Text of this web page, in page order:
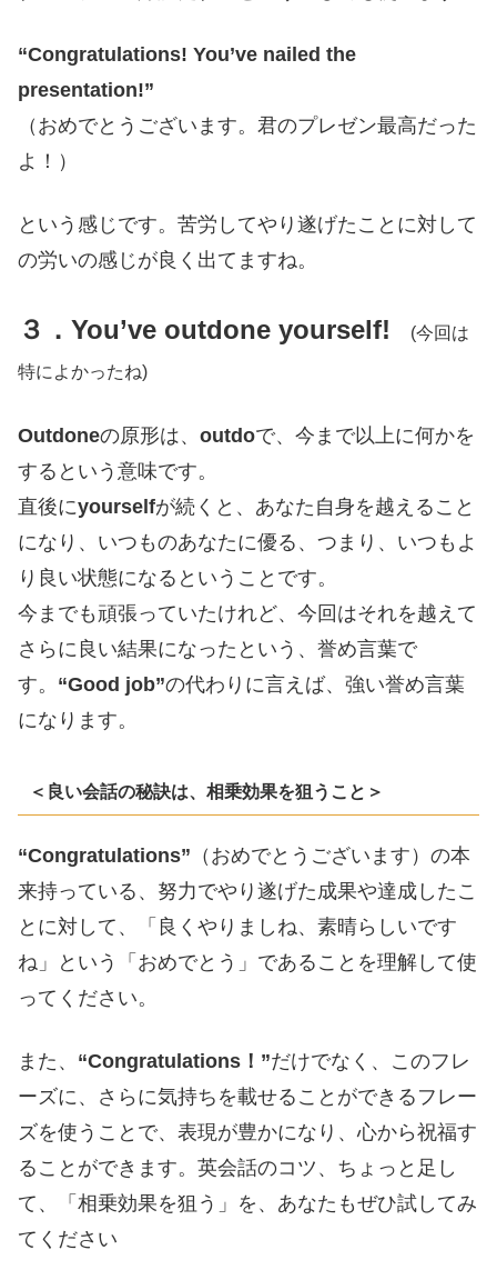
“Congratulations! You’ve nailed the
presentation!”
（おめでとうございます。君のプレゼン最高だった
よ！）
という感じです。苦労してやり遂げたことに対して
の労いの感じが良く出てますね。
３．You’ve outdone yourself! (今回は
特によかったね)
Outdoneの原形は、 outdoで、今まで以上に何かを
するという意味です。
直後にyourselfが続くと、あなた自身を越えること
になり、いつものあなたに優る、つまり、いつもよ
り良い状態になるということです。
今までも頑張っていたけれど、今回はそれを越えて
さらに良い結果になったという、誉め言葉で
す。 “Good job”の代わりに言えば、強い誉め言葉
になります。
＜良い会話の秘訣は、相乗効果を狙うこと＞
“Congratulations” （おめでとうございます）の本
来持っている、努力でやり遂げた成果や達成したこ
とに対して、「良くやりましね、素晴らしいです
ね」という「おめでとう」であることを理解して使
ってください。
また、 “Congratulations！”だけでなく、このフレ
ーズに、さらに気持ちを載せることができるフレー
ズを使うことで、表現が豊かになり、心から祝福す
ることができます。英会話のコツ、ちょっと足し
て、「相乗効果を狙う」を、あなたもぜひ試してみ
てください